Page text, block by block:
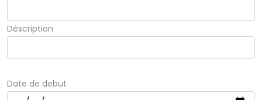
Déscription
Date de debut